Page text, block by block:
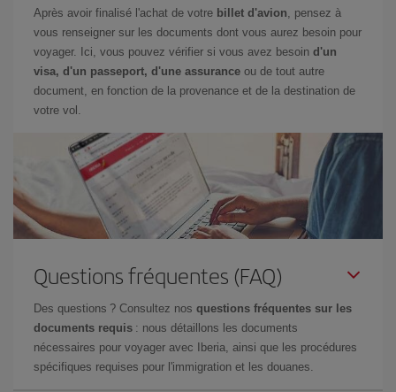
Après avoir finalisé l'achat de votre billet d'avion, pensez à
vous renseigner sur les documents dont vous aurez besoin pour
voyager. Ici, vous pouvez vérifier si vous avez besoin d'un
visa, d'un passeport, d'une assurance ou de tout autre
document, en fonction de la provenance et de la destination de
votre vol.
Questions fréquentes (FAQ)
Des questions ? Consultez nos questions fréquentes sur les
documents requis : nous détaillons les documents
nécessaires pour voyager avec Iberia, ainsi que les procédures
spécifiques requises pour l'immigration et les douanes.